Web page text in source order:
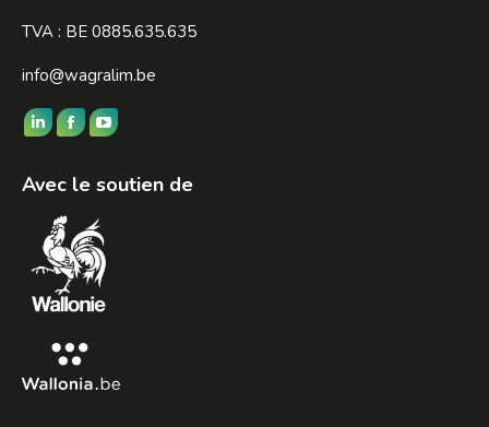
TVA : BE 0885.635.635
info@wagralim.be
Trouvez nous sur :
Facebook
opens
new
window
YouTube
opens
new
window
LinkedIn
opens
new
window
Avec le soutien de